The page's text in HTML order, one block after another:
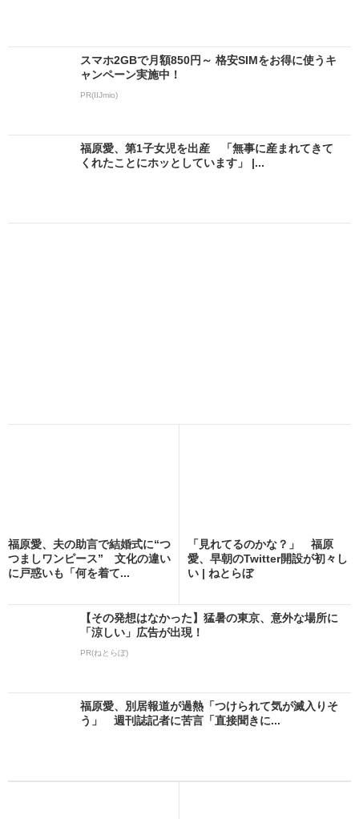
スマホ2GBで月額850円～ 格安SIMをお得に使うキ
ャンペーン実施中！
PR(IIJmio)
福原愛、第1子女児を出産 「無事に産まれてきて
くれたことにホッとしています」 |...
福原愛、夫の助言で結婚式に“つ
つましワンピース” 文化の違い
に戸惑いも「何を着て...
「見れてるのかな？」 福原
愛、早朝のTwitter開設が初々し
い | ねとらぼ
【その発想はなかった】猛暑の東京、意外な場所に
「涼しい」広告が出現！
PR(ねとらぼ)
福原愛、別居報道が過熱「つけられて気が滅入りそ
う」 週刊誌記者に苦言「直接聞きに...